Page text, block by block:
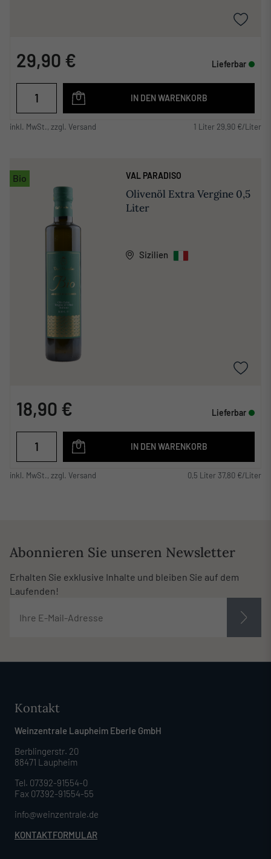
29,90 € Lieferbar
IN DEN WARENKORB
inkl. MwSt., zzgl. Versand 1 Liter 29,90 €/Liter
Bio VAL PARADISO
Olivenöl Extra Vergine 0,5
Liter
Sizilien
18,90 € Lieferbar
IN DEN WARENKORB
inkl. MwSt., zzgl. Versand 0,5 Liter 37,80 €/Liter
Abonnieren Sie unseren Newsletter
Erhalten Sie exklusive Inhalte und bleiben Sie auf dem
Laufenden!
Kontakt
Weinzentrale Laupheim Eberle GmbH
Berblingerstr. 20
88471 Laupheim
Tel. 07392-91554-0
Fax 07392-91554-55
info@weinzentrale.de
KONTAKTFORMULAR